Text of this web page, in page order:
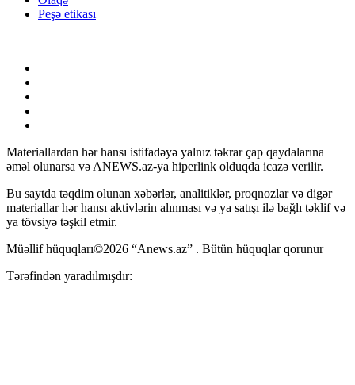
Peşə etikası
Materiallardan hər hansı istifadəyə yalnız təkrar çap qaydalarına
əməl olunarsa və ANEWS.az-ya hiperlink olduqda icazə verilir.
Bu saytda təqdim olunan xəbərlər, analitiklər, proqnozlar və digər
materiallar hər hansı aktivlərin alınması və ya satışı ilə bağlı təklif və
ya tövsiyə təşkil etmir.
Müəllif hüquqları©2026 “Anews.az” . Bütün hüquqlar qorunur
Tərəfindən yaradılmışdır: